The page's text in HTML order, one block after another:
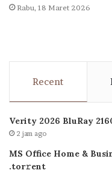
Rabu, 18 Maret 2026
Recent
Verity 2026 BluRay
2 jam ago
MS Office Home &
.tоr𝚛еnt